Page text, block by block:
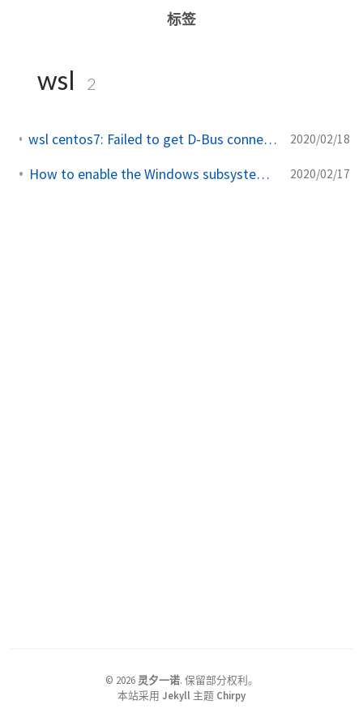
标签
wsl 2
wsl centos7: Failed to get D-Bus connection Operation not permitted 2020/02/18
How to enable the Windows subsystem for linux feature 2020/02/17
© 2026 灵夕一诺. 保留部分权利。
本站采用 Jekyll 主题 Chirpy